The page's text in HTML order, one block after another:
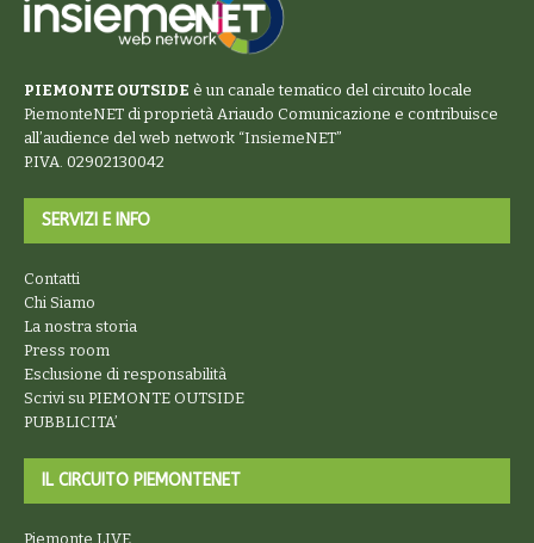
PIEMONTE OUTSIDE è un canale tematico del circuito locale
PiemonteNET di proprietà Ariaudo Comunicazione e contribuisce
all’audience del web network “InsiemeNET”
P.IVA. 02902130042
SERVIZI E INFO
Contatti
Chi Siamo
La nostra storia
Press room
Esclusione di responsabilità
Scrivi su PIEMONTE OUTSIDE
PUBBLICITA’
IL CIRCUITO PIEMONTENET
Piemonte LIVE